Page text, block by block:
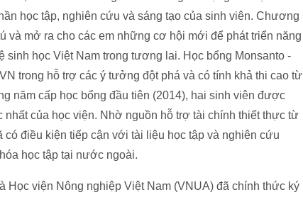
học tập, nghiên cứu và sáng tạo của sinh viên. Chương
và mở ra cho các em những cơ hội mới để phát triển năng
sinh học Việt Nam trong tương lai. Học bổng Monsanto -
trong hỗ trợ các ý tưởng đột phá và có tính khả thi cao từ
năm cấp học bổng đầu tiên (2014), hai sinh viên được
của học viện. Nhờ nguồn hỗ trợ tài chính thiết thực từ
điều kiện tiếp cận với tài liệu học tập và nghiên cứu
học tập tại nước ngoài.
Học viện Nông nghiệp Việt Nam (VNUA) đã chính thức ký